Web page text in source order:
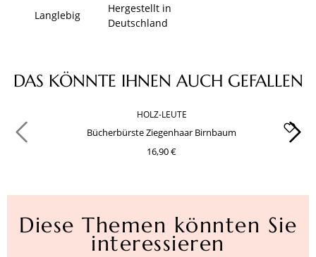
Langlebig
Hergestellt in
Deutschland
Produktgalerie überspringen
DAS KÖNNTE IHNEN AUCH GEFALLEN
HOLZ-LEUTE
Bücherbürste Ziegenhaar Birnbaum
16,90 €
Diese Themen könnten Sie
interessieren